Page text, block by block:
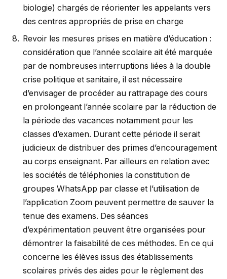
biologie) chargés de réorienter les appelants vers
des centres appropriés de prise en charge
Revoir les mesures prises en matière d’éducation :
considération que l’année scolaire ait été marquée
par de nombreuses interruptions liées à la double
crise politique et sanitaire, il est nécessaire
d’envisager de procéder au rattrapage des cours
en prolongeant l’année scolaire par la réduction de
la période des vacances notamment pour les
classes d’examen. Durant cette période il serait
judicieux de distribuer des primes d’encouragement
au corps enseignant. Par ailleurs en relation avec
les sociétés de téléphonies la constitution de
groupes WhatsApp par classe et l’utilisation de
l’application Zoom peuvent permettre de sauver la
tenue des examens. Des séances
d’expérimentation peuvent être organisées pour
démontrer la faisabilité de ces méthodes. En ce qui
concerne les élèves issus des établissements
scolaires privés des aides pour le règlement des